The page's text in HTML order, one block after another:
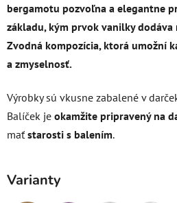
bergamotu pozvoľna a elegantne
základu, kým prvok vanilky dodáva
Zvodná kompozícia, ktorá umožní
a zmyselnosť.
Výrobky sú vkusne zabalené v
Balíček je okamžite pripravený na
maťstarosti s balením.
Varianty